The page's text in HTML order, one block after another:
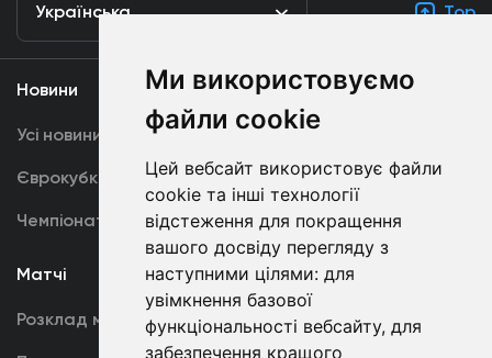
Ми використовуємо
файли cookie
Цей вебсайт використовує файли
cookie та інші технології
відстеження для покращення
вашого досвіду перегляду з
наступними цілями: для
увімкнення базової
функціональності вебсайту, для
забезпечення кращого
Українська Top
Новини
Усі новини
Єврокубки
Чемпіонат України
Медіа
Динамо TV
Фотогалерея
Акредитація
Матчі
Розклад матчів
Команда
Перша команда